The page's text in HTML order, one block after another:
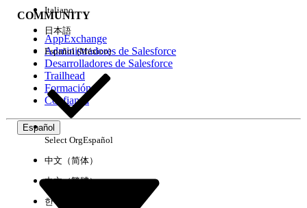
Experiencia
COMMUNITY
AppExchange
Administradores de Salesforce
Desarrolladores de Salesforce
Trailhead
Formación
Confianza
Español
Italiano
日本語
Español (México)
Select OrgEspañol
中文（简体）
中文（繁體）
한국어